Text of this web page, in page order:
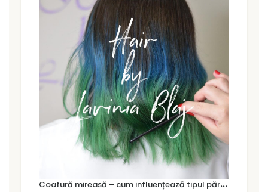
C
oafură mireasă – cum influențează tipul părului alegerea coafurii